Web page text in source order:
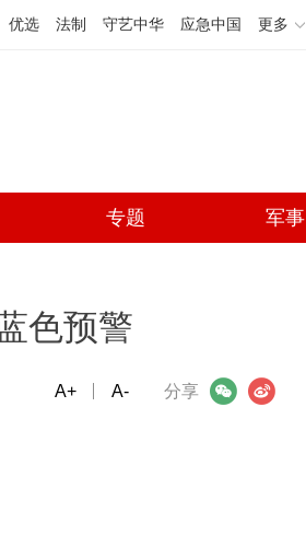
优选 法制 守艺中华 应急中国 更多
专题 军事
色预警
分享
微信 微博
A+ A-